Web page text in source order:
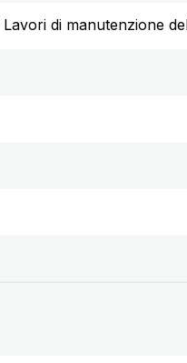
di manutenzione